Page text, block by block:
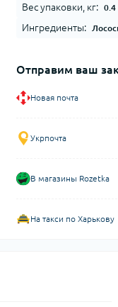
Вес упаковки, кг: 0.4
Ингредиенты:
Отправим ваш
Новая почта
Укрпочта
В магазины Rozetka
На такси по Харькову